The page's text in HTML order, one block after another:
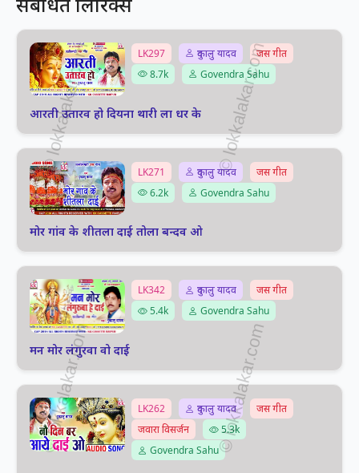
LK297 दुकालु यादव
जस गीत
8.7k
Govendra Sahu
आरती उतारव हो दियना थारी ला धर के
LK271 दुकालु यादव
जस गीत
6.2k
Govendra Sahu
मोर गांव के शीतला दाई तोला बन्दव ओ
LK342 दुकालु यादव
जस गीत
5.4k
Govendra Sahu
मन मोर लंगुरवा वो दाई
LK262 दुकालु यादव
जस गीत
जवारा विसर्जन
5.3k
Govendra Sahu